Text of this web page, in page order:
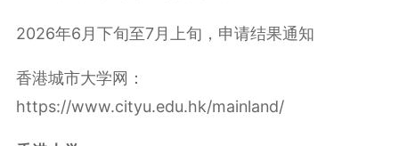
2026年6月下旬至7月上旬，申请结果通知
香港城市大学网：
https://www.cityu.edu.hk/mainland/